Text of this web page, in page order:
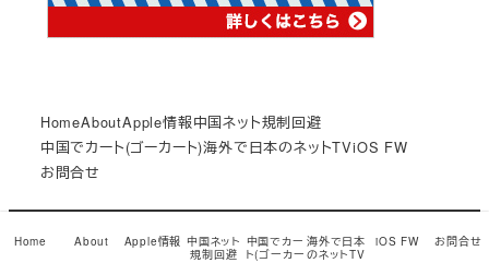
HomeAboutApple情報中国ネット規制回避
中国でカート(ゴーカート)海外で日本のネットTViOS FW
お問合せ
© Copyright 2017小龍茶館Snow Monkey theme by
Home About Apple情報 中国ネット
規制回避
中国でカー
ト(ゴーカー
海外で日本
のネットTV
iOS FW お問合せ